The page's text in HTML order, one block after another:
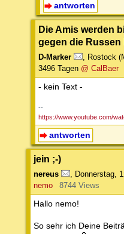
antworten
Die Amis werden
gegen die Russen
D-Marker Rostock
3496 Tagen @ CalBaer
- kein Text -
--
https://www.youtube.com/
antworten
jein ;-)
nereus Donnerstag,
nemo
8744 Views
Hallo nemo!
So sehr ich Deine